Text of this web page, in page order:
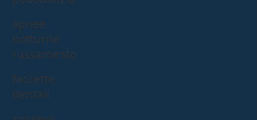
apnee
notturne
russamento
faccette
dentali